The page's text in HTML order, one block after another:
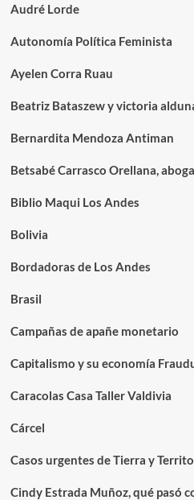
Audré Lorde
Autonomía Política Feminista
Ayelen Corra Ruau
Beatriz Bataszew y victoria
Bernardita Mendoza Antiman
Betsabé Carrasco Orellana,
Biblio Maqui Los Andes
Bolivia
Bordadoras de Los Andes
Brasil
Campañas de apañe monetario
Capitalismo y su economía
Caracolas Casa Taller Valdivia
Cárcel
Casos urgentes de Tierra y
Cindy Estrada Muñoz, qué pasó